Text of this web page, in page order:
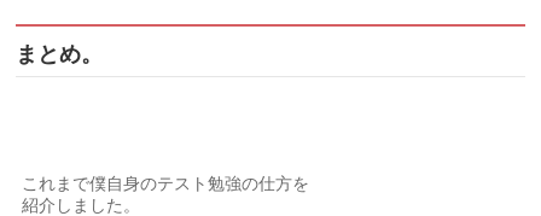
まとめ。
これまで僕自身のテスト勉強の仕方を
紹介しました。